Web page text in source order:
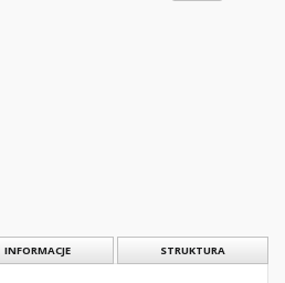
INFORMACJE STRUKTURA